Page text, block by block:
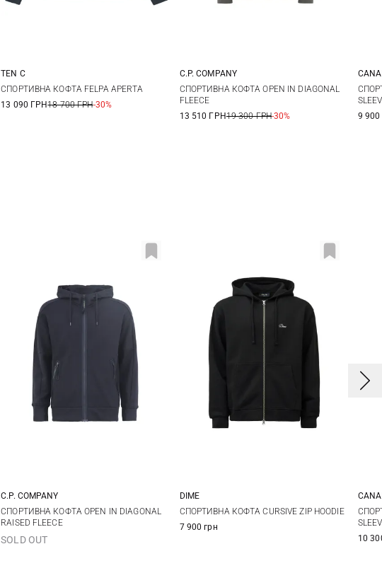
M L XL XXL
TEN C
СПОРТИВНА КОФТА FELPA APERTA
13 090 ГРН18 700 ГРН-30%
M L XL XXL
C.P. COMPANY
СПОРТИВНА КОФТА OPEN IN DIAGONAL
FLEECE
13 510 ГРН19 300 ГРН-30%
S
9
S M L XL
XXL
C.P. COMPANY
СПОРТИВНА КОФТА OPEN IN DIAGONAL
RAISED FLEECE
SOLD OUT
S M L XL
DIME
СПОРТИВНА КОФТА CURSIVE ZIP HOODIE
7 900 грн
S
10